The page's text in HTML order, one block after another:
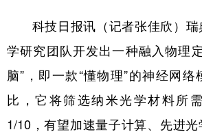
广东 广西 海南
四川 贵州 云南
陕西 甘肃 青海
新疆 内蒙古 黑龙江
科技日报讯（记者张佳欣）瑞
学研究团队开发出一种融入物理
脑”，即一款“懂物理”的神经网
比，它将筛选纳米光学材料所
1/10，有望加速量子计算、先进